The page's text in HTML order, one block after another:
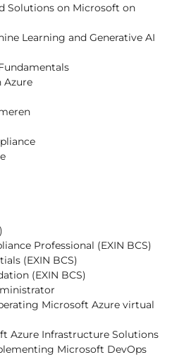
Solutions on Microsoft on
Learning and Generative AI
Azure
Professional (EXIN BCS)
(EXIN BCS)
(EXIN BCS)
Microsoft Azure virtual
Azure Infrastructure Solutions
Microsoft DevOps